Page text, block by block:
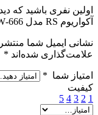
اولین نفری باشید که
آکواریوم RS مدل 666-100W”
نشانی ایمیل شما
علامت‌گذاری شده‌اند *
امتیاز شما *
کیفیت
1
2
3
4
5